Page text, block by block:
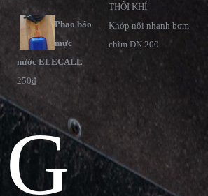
Phao báo
mực
nước ELECALL
250₫
THỔI KHÍ
Khớp nối nhanh bơm
chìm DN 200
G